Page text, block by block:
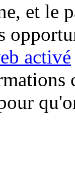
et le
activé